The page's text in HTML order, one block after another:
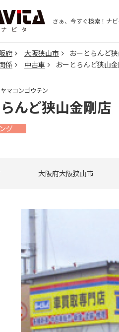
さぁ、今すぐ検索！ ナ
府 大阪狭山市
おーとらんど
係 中古車 おーとらんど狭山
マコンゴウテン
んど狭山金剛店
グ
大阪府大阪狭山市